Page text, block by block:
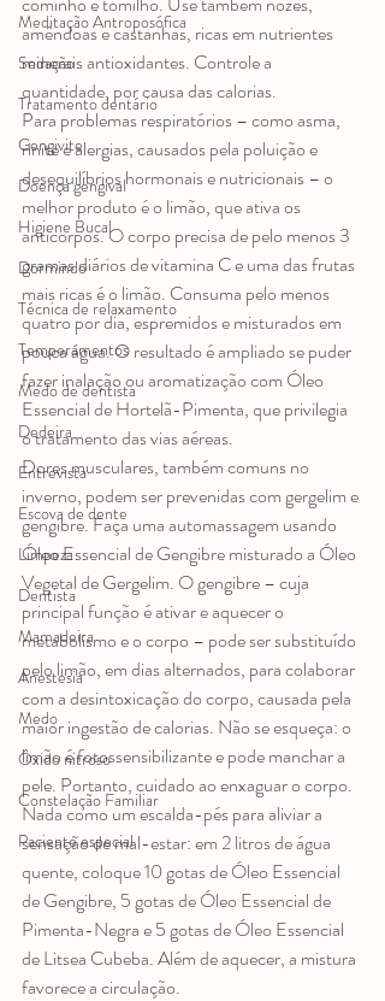
Meditação Antroposófica
Sedação
Tratamento dentário
Gengivite
Doença gengival
Higiene Bucal
Dormindo
Técnica de relaxamento
Temperamentos
Medo de dentista
Dedeira
Entrevista
Escova de dente
Limpeza
Dentista
Mamadeira
Anestesia
Medo
Óxido nitroso
Constelação Familiar
Paciente especial
amêndoas e castanhas, ricas em nutrientes
minerais antioxidantes. Controle a
quantidade, por causa das calorias.
Para problemas respiratórios – como asma,
rinite e alergias, causados pela poluição e
desequilíbrios hormonais e nutricionais – o
melhor produto é o limão, que ativa os
anticorpos. O corpo precisa de pelo menos 3
gramas diários de vitamina C e uma das frutas
mais ricas é o limão. Consuma pelo menos
quatro por dia, espremidos e misturados em
pouca água. O resultado é ampliado se puder
fazer inalação ou aromatização com Óleo
Essencial de Hortelã-Pimenta, que privilegia
o tratamento das vias aéreas.
Dores musculares, também comuns no
inverno, podem ser prevenidas com gergelim e
gengibre. Faça uma automassagem usando
Óleo Essencial de Gengibre misturado a Óleo
Vegetal de Gergelim. O gengibre – cuja
principal função é ativar e aquecer o
metabolismo e o corpo – pode ser substituído
pelo limão, em dias alternados, para colaborar
com a desintoxicação do corpo, causada pela
maior ingestão de calorias. Não se esqueça: o
limão é fotossensibilizante e pode manchar a
pele. Portanto, cuidado ao enxaguar o corpo.
Nada como um escalda-pés para aliviar a
sensação de mal-estar: em 2 litros de água
quente, coloque 10 gotas de Óleo Essencial
de Gengibre, 5 gotas de Óleo Essencial de
Pimenta-Negra e 5 gotas de Óleo Essencial
de Litsea Cubeba. Além de aquecer, a mistura
favorece a circulação.